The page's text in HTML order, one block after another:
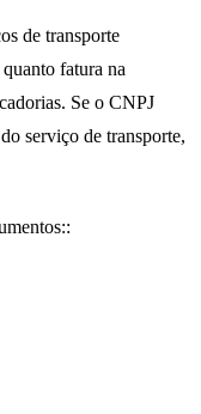
de transporte
fatura na
Se o CNPJ
serviço de transporte,